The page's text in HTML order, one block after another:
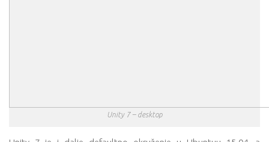
Unity 7 – desktop